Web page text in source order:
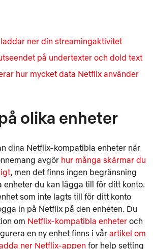
ner din streamingaktivitet
på undertexter och dold text
hur mycket data Netflix använder
olika enheter
dina Netflix-kompatibla enheter när
avgör hur många skärmar du
, men det finns ingen begränsning
enheter du kan lägga till för ditt konto.
som inte lagts till för ditt konto
in på Netflix på den enheten. Du
om Netflix-kompatibla enheter och
en ny enhet finns i vår artikel om
ner Netflix-appen for help setting